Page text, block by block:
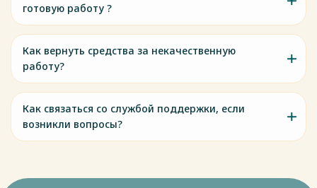
готовую работу ?
Как вернуть средства за некачественную
работу?
Как связаться со службой поддержки, если
возникли вопросы?